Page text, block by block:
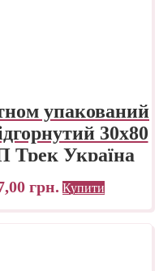
упакований
30х80
Трек Україна
грн. Купити